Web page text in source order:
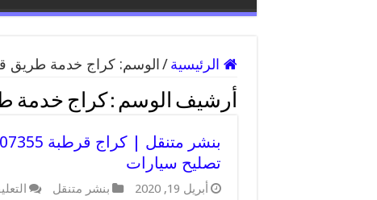
الرئيسية / الوسم:كراج خدمة طريق
أرشيف الوسم : كراج خدمة
تصليح سيارات
أبريل 19, 2020 بنشر متنقل